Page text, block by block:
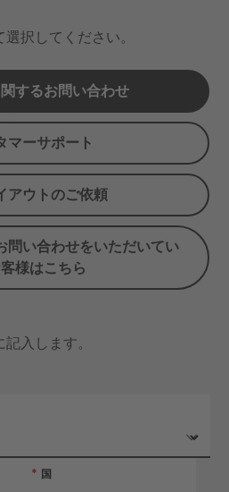
択してください。
するお問い合わせ
マーサポート
アウトのご依頼
問い合わせをいただいてい
様はこちら
入します。